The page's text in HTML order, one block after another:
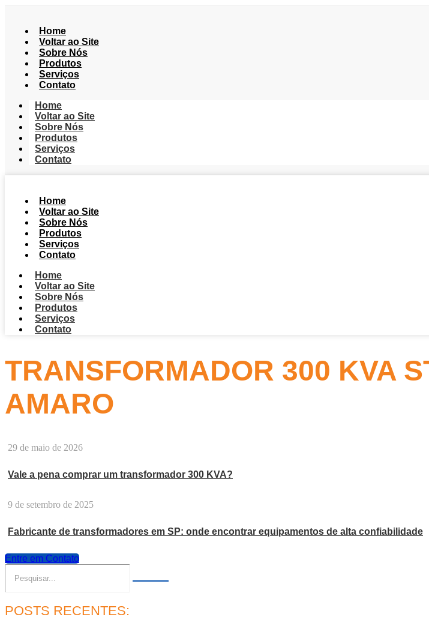
Home
Voltar ao Site
Sobre Nós
Produtos
Serviços
Contato
Home
Voltar ao Site
Sobre Nós
Produtos
Serviços
Contato
Home
Voltar ao Site
Sobre Nós
Produtos
Serviços
Contato
Home
Voltar ao Site
Sobre Nós
Produtos
Serviços
Contato
TRANSFORMADOR 300 KVA
AMARO
29 de maio de 2026
Vale a pena comprar um transformador 300 KVA?
9 de setembro de 2025
Fabricante de transformadores em SP: onde encontrar equipamentos de alta confiabilidade
Entre em Contato
POSTS RECENTES: